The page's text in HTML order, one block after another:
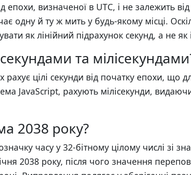
епохи, визначеної в UTC, і не залежить
одну й ту ж мить у будь-якому місці.
як лінійний підрахунок секунд, а не
та
рахує цілі секунди від початку епохи, що
JavaScript, рахують мілісекунди,
2038 року?
часу у 32-бітному цілому числі зі
2038 року, після чого значення